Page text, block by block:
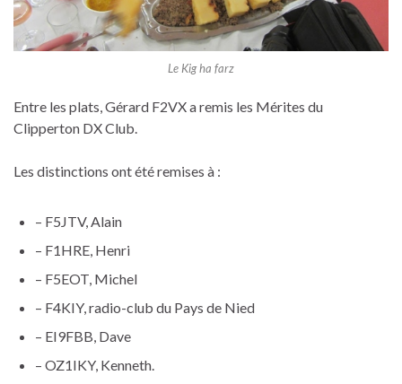
Le Kig ha farz
Entre les plats, Gérard F2VX a remis les Mérites du
Clipperton DX Club.
Les distinctions ont été remises à :
– F5JTV, Alain
– F1HRE, Henri
– F5EOT, Michel
– F4KIY, radio-club du Pays de Nied
– EI9FBB, Dave
– OZ1IKY, Kenneth.